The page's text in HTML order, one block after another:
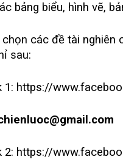
bảng biểu, hình vẽ,
các đề tài nghiên
sau:
1: https://
2: https://